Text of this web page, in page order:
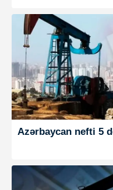
Azərbaycan nefti 5